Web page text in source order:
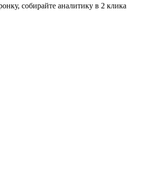
собирайте аналитику в 2 клика